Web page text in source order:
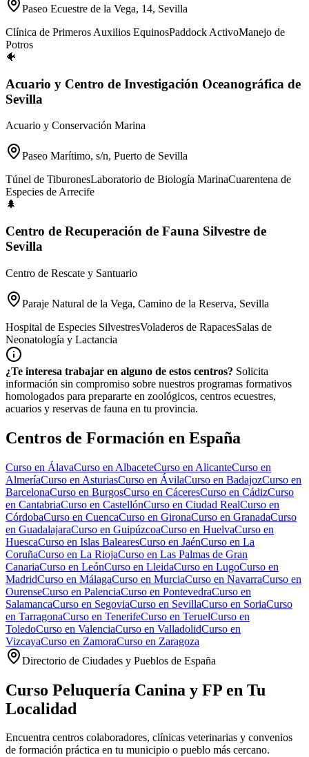
Paseo Ecuestre de la Vega, 14, Sevilla
Clínica de Primeros Auxilios EquinosPaddock ActivoManejo de
Potros
🐠
Acuario y Centro de Investigación Oceanográfica de
Sevilla
Acuario y Conservación Marina
Paseo Marítimo, s/n, Puerto de Sevilla
Túnel de TiburonesLaboratorio de Biología MarinaCuarentena de
Especies de Arrecife
🌲
Centro de Recuperación de Fauna Silvestre de
Sevilla
Centro de Rescate y Santuario
Paraje Natural de la Vega, Camino de la Reserva, Sevilla
Hospital de Especies SilvestresVoladeros de RapacesSalas de
Neonatología y Lactancia
¿Te interesa trabajar en alguno de estos centros? Solicita
información sin compromiso sobre nuestros programas formativos
homologados para prepararte en zoológicos, centros ecuestres,
acuarios y reservas de fauna en tu provincia.
Centros de Formación en España
Curso en ÁlavaCurso en AlbaceteCurso en AlicanteCurso en
AlmeríaCurso en AsturiasCurso en ÁvilaCurso en BadajozCurso en
BarcelonaCurso en BurgosCurso en CáceresCurso en CádizCurso
en CantabriaCurso en CastellónCurso en Ciudad RealCurso en
CórdobaCurso en CuencaCurso en GironaCurso en GranadaCurso
en GuadalajaraCurso en GuipúzcoaCurso en HuelvaCurso en
HuescaCurso en Islas BalearesCurso en JaénCurso en La
CoruñaCurso en La RiojaCurso en Las Palmas de Gran
CanariaCurso en LeónCurso en LleidaCurso en LugoCurso en
MadridCurso en MálagaCurso en MurciaCurso en NavarraCurso en
OurenseCurso en PalenciaCurso en PontevedraCurso en
SalamancaCurso en SegoviaCurso en SevillaCurso en SoriaCurso
en TarragonaCurso en TenerifeCurso en TeruelCurso en
ToledoCurso en ValenciaCurso en ValladolidCurso en
VizcayaCurso en ZamoraCurso en Zaragoza
Directorio de Ciudades y Pueblos de España
Curso Peluquería Canina y FP en Tu
Localidad
Encuentra centros colaboradores, clínicas veterinarias y convenios
de formación práctica en tu municipio o pueblo más cercano.